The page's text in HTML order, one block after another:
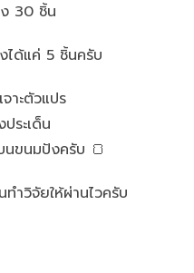
ง 30 ชิ้น
ได้แค่ 5 ชิ้นครับ
าะตัวแปร
ระเด็น
ขนมปังครับ 🍞
ำวิจัยให้ผ่านไวครับ